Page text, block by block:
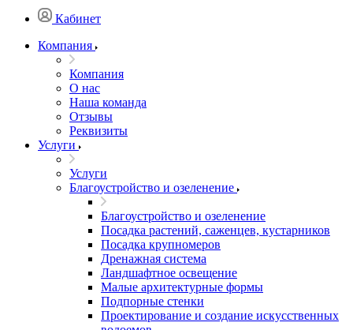
Кабинет
Компания
Компания
О нас
Наша команда
Отзывы
Реквизиты
Услуги
Услуги
Благоустройство и озеленение
Благоустройство и озеленение
Посадка растений, саженцев, кустарников
Посадка крупномеров
Дренажная система
Ландшафтное освещение
Малые архитектурные формы
Подпорные стенки
Проектирование и создание искусственных